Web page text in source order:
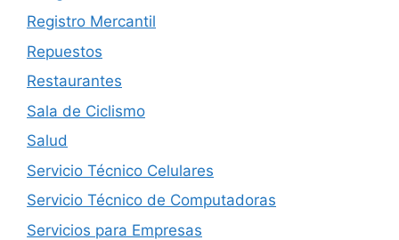
Registro Mercantil
Repuestos
Restaurantes
Sala de Ciclismo
Salud
Servicio Técnico Celulares
Servicio Técnico de Computadoras
Servicios para Empresas